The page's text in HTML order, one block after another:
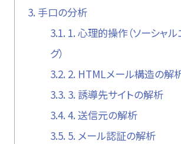
3. 手口の分析
3.1. 1. 心理的操作（ソーシャ
グ）
3.2. 2. HTMLメール構造の解析
3.3. 3. 誘導先サイトの解析
3.4. 4. 送信元の解析
3.5. 5. メール認証の解析